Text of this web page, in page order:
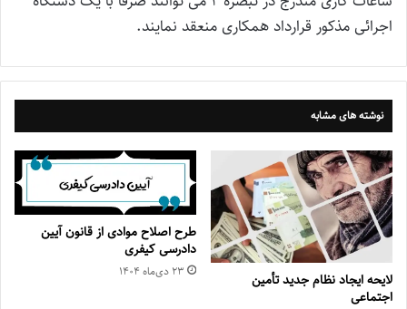
اجرائی مذکور قرارداد همکاری منعقد نمایند.
نوشته های مشابه
لایحه ایجاد نظام جدید تأمین
اجتماعی
طرح اصلاح موادی از قانون آیین
دادرسی کیفری
۲۳ دی‌ماه ۱۴۰۴